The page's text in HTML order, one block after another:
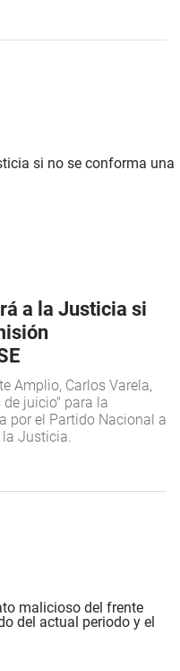
a la Justicia si
Amplio, Carlos Varela,
juicio" para la
por el Partido Nacional a
Justicia.